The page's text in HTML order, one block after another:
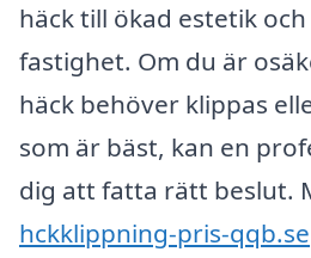
häck till ökad estetik
fastighet. Om du är
häck behöver klippas
som är bäst, kan en
dig att fatta rätt beslut.
hckklippning-pris-qqb.se